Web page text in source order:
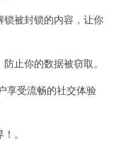
被封锁的内容，让你
止你的数据被窃取。
受流畅的社交体验
。